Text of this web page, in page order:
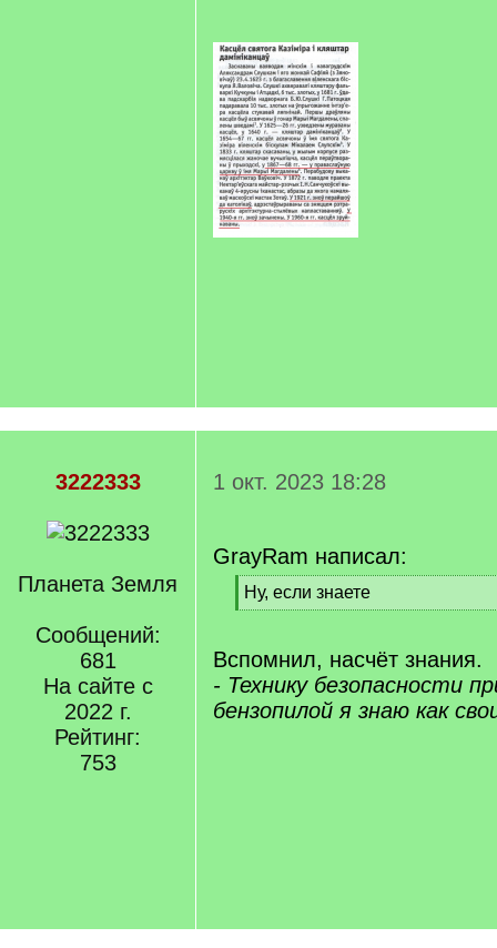
3222333
Планета Земля
Сообщений:
681
На сайте с
2022 г.
Рейтинг:
753
1 окт. 2023 18:28
GrayRam написал:
[
q
Ну, если знаете
[
q
]
Вспомнил, насчёт знания.
- Технику безопасности
бензопилой я знаю как